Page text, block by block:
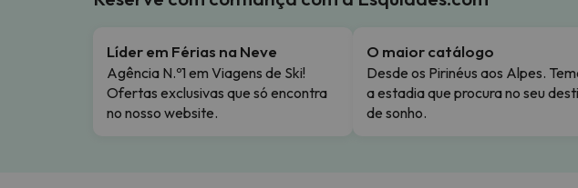
Líder em Férias na Neve
Agência N.º1 em Viagens de Ski!
Ofertas exclusivas que só encontra
no nosso website.
O maior catálogo
Desde os Pirinéus aos Alpes.
a estadia que procura no seu
de sonho.